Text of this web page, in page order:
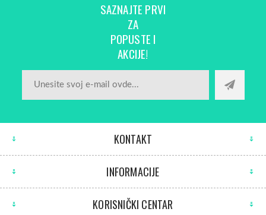
SAZNAJTE PRVI
ZA
POPUSTE I
AKCIJE!
KONTAKT
INFORMACIJE
KORISNIČKI CENTAR